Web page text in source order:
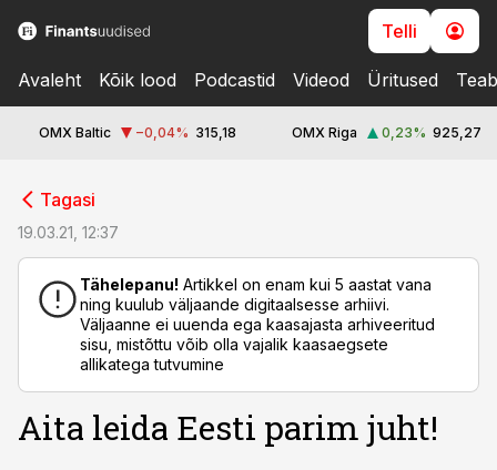
Telli
Avaleht Kõik lood Podcastid Videod Üritused
OMX Baltic −0,04% 315,18 OMX Riga 0,23% 925,27
Tagasi
19.03.21, 12:37
Tähelepanu! Artikkel on enam kui 5 aastat vana
ning kuulub väljaande digitaalsesse arhiivi.
Väljaanne ei uuenda ega kaasajasta arhiveeritud
sisu, mistõttu võib olla vajalik kaasaegsete
allikatega tutvumine
Aita leida Eesti parim juht!